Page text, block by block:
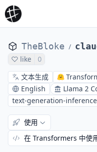
TheBloke /
like
0
文本生成
English
Llama 2
text-generation-inference
使用
在 Transformers 中使